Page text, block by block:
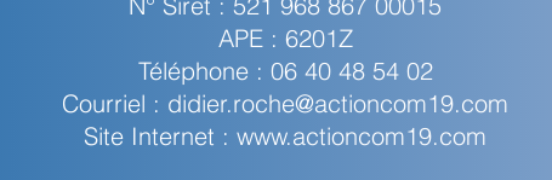
APE : 6201Z
Téléphone : 06 40 48 54 02
Courriel : didier.roche@actioncom19.com
Site Internet : www.actioncom19.com